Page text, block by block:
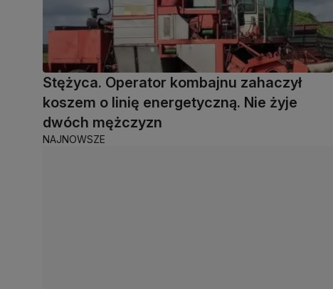
Stężyca. Operator kombajnu zahaczył
koszem o linię energetyczną. Nie żyje
dwóch mężczyzn
NAJNOWSZE